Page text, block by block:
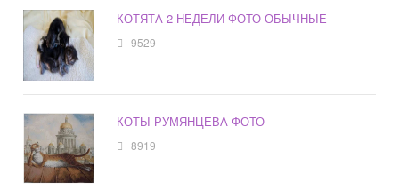
КОТЯТА 2 НЕДЕЛИ ФОТО ОБЫЧНЫЕ
9529
КОТЫ РУМЯНЦЕВА ФОТО
8919